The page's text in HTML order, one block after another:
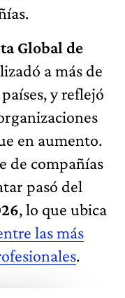
Global de
a más de
y reflejó
en aumento.
de compañías
pasó del
, lo que ubica
las más
.